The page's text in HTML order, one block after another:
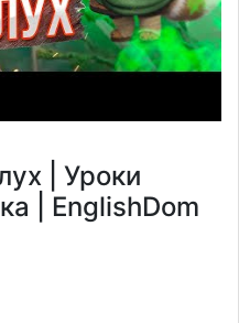
| Уроки
| EnglishDom